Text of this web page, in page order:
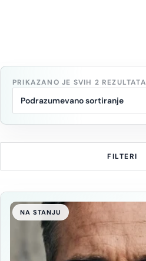
PRIKAZANO JE SVIH 2 REZULTATA
FILTERI
NA STANJU